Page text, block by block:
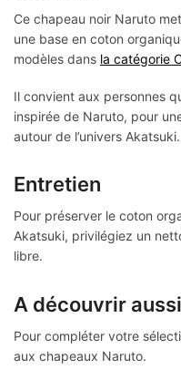
Ce chapeau noir Naruto
une base en coton
modèles dans la catégorie
Il convient aux personnes
inspirée de Naruto, pour
autour de l’univers Akatsuki.
Entretien
Pour préserver le coton
Akatsuki, privilégiez un
libre.
A découvrir aussi
Pour compléter votre
aux chapeaux Naruto.